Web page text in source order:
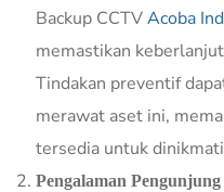
Backup CCTVAcoba
memastikan
Tindakan preventif
merawat aset ini,
tersedia untuk
Pengalaman